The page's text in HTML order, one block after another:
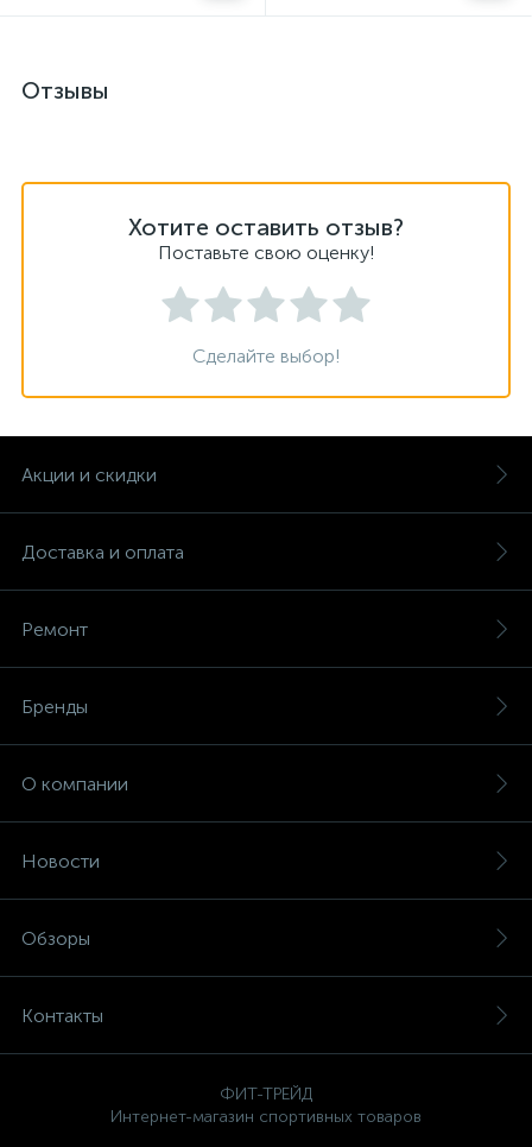
Отзывы
Хотите оставить отзыв?
Поставьте свою оценку!
Сделайте выбор!
Акции и скидки
Доставка и оплата
Ремонт
Бренды
О компании
Новости
Обзоры
Контакты
ФИТ-ТРЕЙД
Интернет-магазин спортивных товаров